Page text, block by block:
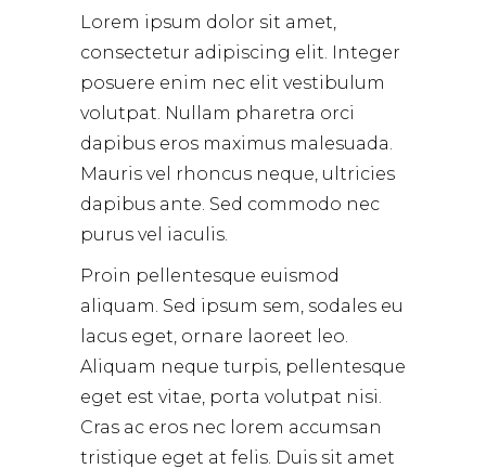
Lorem ipsum dolor sit amet,
consectetur adipiscing elit. Integer
posuere enim nec elit vestibulum
volutpat. Nullam pharetra orci
dapibus eros maximus malesuada.
Mauris vel rhoncus neque, ultricies
dapibus ante. Sed commodo nec
purus vel iaculis.
Proin pellentesque euismod
aliquam. Sed ipsum sem, sodales eu
lacus eget, ornare laoreet leo.
Aliquam neque turpis, pellentesque
eget est vitae, porta volutpat nisi.
Cras ac eros nec lorem accumsan
tristique eget at felis. Duis sit amet